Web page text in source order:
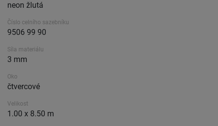
neon žlutá
Číslo celního sazebníku
9506 99 90
Síla materiálu
3 mm
Oko
čtvercové
Velikost
1.00 x 8.50 m